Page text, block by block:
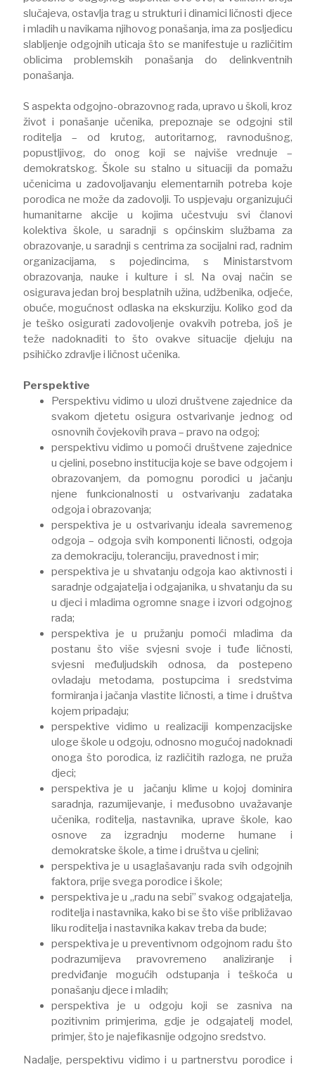
slučajeva, ostavlja trag u strukturi i dinamici ličnosti djece
i mladih u navikama njihovog ponašanja, ima za posljedicu
slabljenje odgojnih uticaja što se manifestuje u različitim
oblicima problemskih ponašanja do delinkventnih
ponašanja.
S aspekta odgojno-obrazovnog rada, upravo u školi, kroz
život i ponašanje učenika, prepoznaje se odgojni stil
roditelja – od krutog, autoritarnog, ravnodušnog,
popustljivog, do onog koji se najviše vrednuje –
demokratskog. Škole su stalno u situaciji da pomažu
učenicima u zadovoljavanju elementarnih potreba koje
porodica ne može da zadovolji. To uspjevaju organizujući
humanitarne akcije u kojima učestvuju svi članovi
kolektiva škole, u saradnji s općinskim službama za
obrazovanje, u saradnji s centrima za socijalni rad, radnim
organizacijama, s pojedincima, s Ministarstvom
obrazovanja, nauke i kulture i sl. Na ovaj način se
osigurava jedan broj besplatnih užina, udžbenika, odjeće,
obuće, mogućnost odlaska na ekskurziju. Koliko god da
je teško osigurati zadovoljenje ovakvih potreba, još je
teže nadoknaditi to što ovakve situacije djeluju na
psihičko zdravlje i ličnost učenika.
Perspektive
Perspektivu vidimo u ulozi društvene zajednice da
svakom djetetu osigura ostvarivanje jednog od
osnovnih čovjekovih prava – pravo na odgoj;
perspektivu vidimo u pomoći društvene zajednice
u cjelini, posebno institucija koje se bave odgojem i
obrazovanjem, da pomognu porodici u jačanju
njene funkcionalnosti u ostvarivanju zadataka
odgoja i obrazovanja;
perspektiva je u ostvarivanju ideala savremenog
odgoja – odgoja svih komponenti ličnosti, odgoja
za demokraciju, toleranciju, pravednost i mir;
perspektiva je u shvatanju odgoja kao aktivnosti i
saradnje odgajatelja i odgajanika, u shvatanju da su
u djeci i mladima ogromne snage i izvori odgojnog
rada;
perspektiva je u pružanju pomoći mladima da
postanu što više svjesni svoje i tuđe ličnosti,
svjesni međuljudskih odnosa, da postepeno
ovladaju metodama, postupcima i sredstvima
formiranja i jačanja vlastite ličnosti, a time i društva
kojem pripadaju;
perspektive vidimo u realizaciji kompenzacijske
uloge škole u odgoju, odnosno mogućoj nadoknadi
onoga što porodica, iz različitih razloga, ne pruža
djeci;
perspektiva je u jačanju klime u kojoj dominira
saradnja, razumijevanje, i međusobno uvažavanje
učenika, roditelja, nastavnika, uprave škole, kao
osnove za izgradnju moderne humane i
demokratske škole, a time i društva u cjelini;
perspektiva je u usaglašavanju rada svih odgojnih
faktora, prije svega porodice i škole;
perspektiva je u „radu na sebi” svakog odgajatelja,
roditelja i nastavnika, kako bi se što više približavao
liku roditelja i nastavnika kakav treba da bude;
perspektiva je u preventivnom odgojnom radu što
podrazumijeva pravovremeno analiziranje i
predviđanje mogućih odstupanja i teškoća u
ponašanju djece i mladih;
perspektiva je u odgoju koji se zasniva na
pozitivnim primjerima, gdje je odgajatelj model,
primjer, što je najefikasnije odgojno sredstvo.
Nadalje, perspektivu vidimo i u partnerstvu porodice i